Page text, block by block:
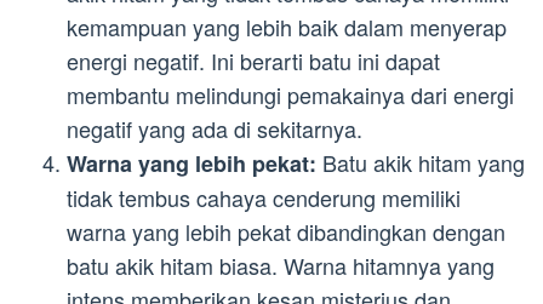
kemampuan yang lebih baik dalam menyerap
energi negatif. Ini berarti batu ini dapat
membantu melindungi pemakainya dari energi
negatif yang ada di sekitarnya.
Warna yang lebih pekat: Batu akik hitam yang
tidak tembus cahaya cenderung memiliki
warna yang lebih pekat dibandingkan dengan
batu akik hitam biasa. Warna hitamnya yang